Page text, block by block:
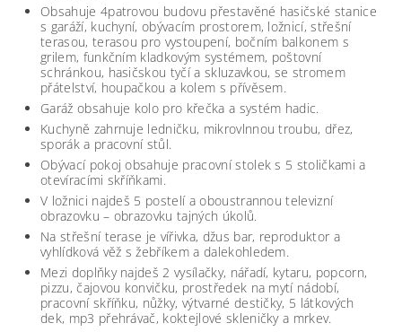
Obsahuje 4patrovou budovu přestavěné hasičské stanice
s garáží, kuchyní, obývacím prostorem, ložnicí, střešní
terasou, terasou pro vystoupení, bočním balkonem s
grilem, funkčním kladkovým systémem, poštovní
schránkou, hasičskou tyčí a skluzavkou, se stromem
přátelství, houpačkou a kolem s přívěsem.
Garáž obsahuje kolo pro křečka a systém hadic.
Kuchyně zahrnuje ledničku, mikrovlnnou troubu, dřez,
sporák a pracovní stůl.
Obývací pokoj obsahuje pracovní stolek s 5 stoličkami a
otevíracími skříňkami.
V ložnici najdeš 5 postelí a oboustrannou televizní
obrazovku – obrazovku tajných úkolů.
Na střešní terase je vířivka, džus bar, reproduktor a
vyhlídková věž s žebříkem a dalekohledem.
Mezi doplňky najdeš 2 vysílačky, nářadí, kytaru, popcorn,
pizzu, čajovou konvičku, prostředek na mytí nádobí,
pracovní skříňku, nůžky, výtvarné destičky, 5 látkových
dek, mp3 přehrávač, koktejlové skleničky a mrkev.